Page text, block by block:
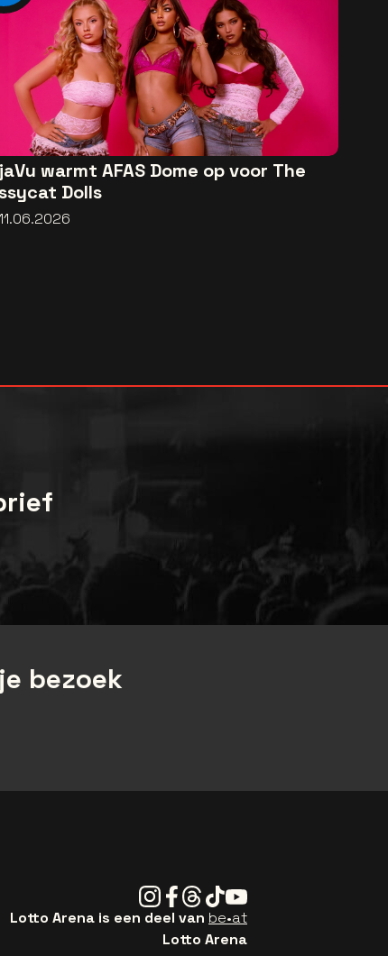
warmt AFAS Dome op voor The
Dolls
bezoek
Instagram
Facebook
Threads
TiktokYoutube
Lotto Arena is een deel van be•at
Lotto Arena